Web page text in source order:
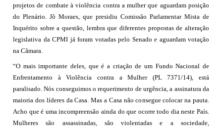
projetos de combate à violência contra a mulher que aguardam posição
do Plenário. Jô Moraes, que presidiu Comissão Parlamentar Mista de
Inquérito sobre a questão, lembra que diferentes propostas de alteração
legislativa da CPMI já foram votadas pelo Senado e aguardam votação
na Câmara.
“O mais importante deles, que é a criação de um Fundo Nacional de
Enfrentamento à Violência contra a Mulher (PL 7371/14), está
paralisado. Nós conseguimos o requerimento de urgência, a assinatura da
maioria dos líderes da Casa. Mas a Casa não consegue colocar na pauta.
Acho que é uma incompreensão ainda do que ocorre todo dia neste País.
Mulheres são assassinadas, são violentadas e a sociedade,